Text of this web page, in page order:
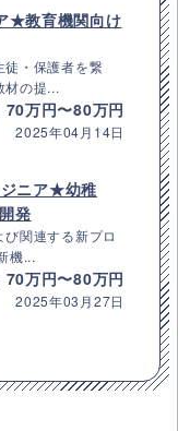
★教育機関向け
徒・保護者を繋
材の提...
70万円〜80万円
2025年04月14日
ニア★幼稚
発
関連する新プロ
機...
70万円〜80万円
2025年03月27日